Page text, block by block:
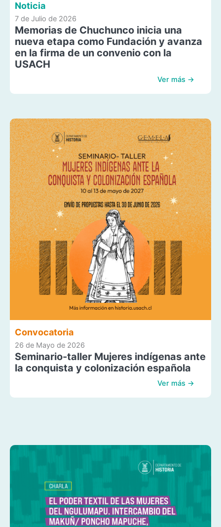
Noticia
7 de Julio de 2026
Memorias de Chuchunco inicia una
nueva etapa como Fundación y avanza
en la firma de un convenio con la
USACH
Ver más →
Convocatoria
26 de Mayo de 2026
Seminario-taller Mujeres indígenas ante
la conquista y colonización española
Ver más →